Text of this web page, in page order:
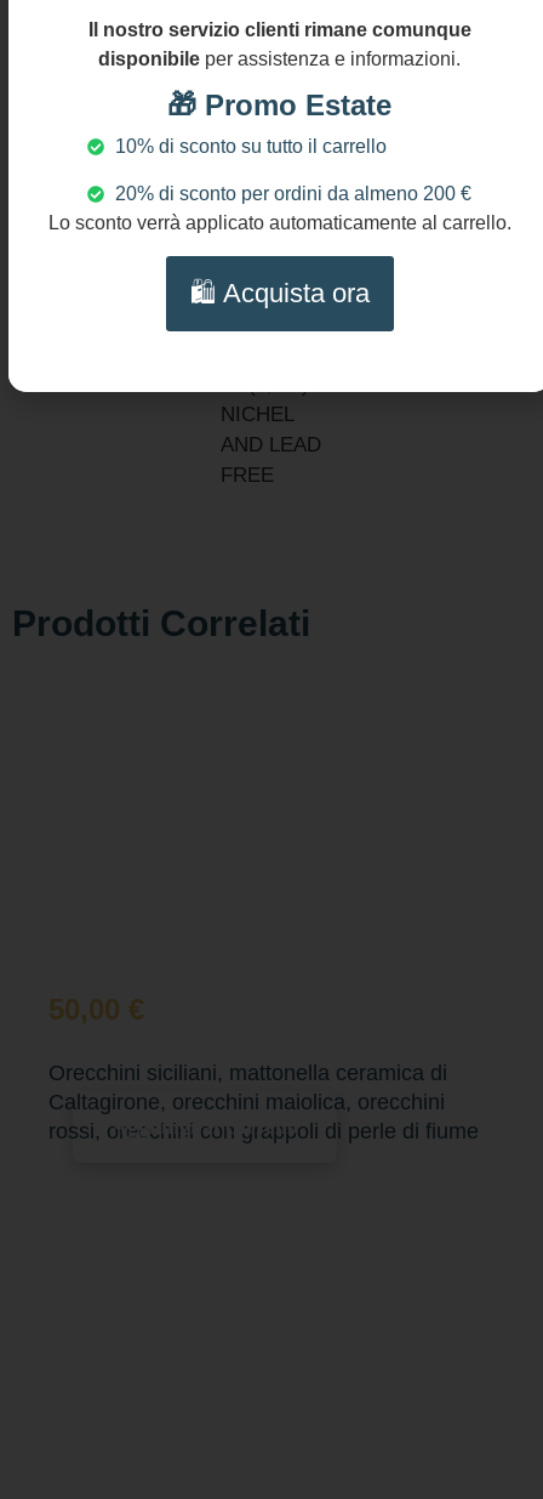
inossidabile
316L
Italiana
Ceramica di
DIMENSIONI
Lunghezza
collana: cm
45 (18″)
NICHEL
AND LEAD
FREE
Prodotti Correlati
50,00 €
Orecchini siciliani, mattonella ceramica di
Caltagirone, orecchini maiolica, orecchini
rossi, orecchini con grappoli di perle di fiume
Aggiungi al carrello
Il nostro servizio clienti rimane comunque
disponibile per assistenza e informazioni.
🎁 Promo Estate
10% di sconto su tutto il carrello
20% di sconto per ordini da almeno 200 €
Lo sconto verrà applicato automaticamente al carrello.
🛍️ Acquista ora